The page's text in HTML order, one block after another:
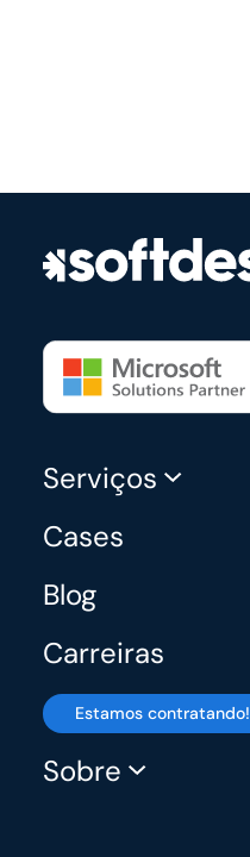
Serviços
Cases
Blog
Carreiras
Estamos contratando!
Sobre